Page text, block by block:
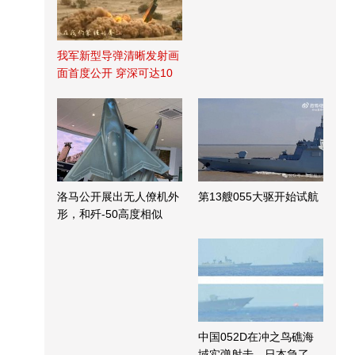
我军新型导弹清晰发射画
面首度公开 穿深可达10
洛马公开展出无人僚机外
形，和歼-50高度相似
第13艘055大驱开始试航
中国052D在冲之鸟礁海